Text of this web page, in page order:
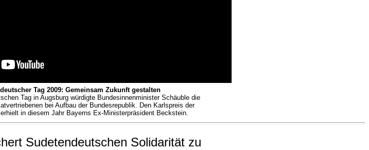
Tag 2009: Gemeinsam Zukunft gestalten
Tag in Augsburg würdigte Bundesinnenminister Schäuble die
bei Aufbau der Bundesrepublik. Den Karlspreis der
in diesem Jahr Bayerns Ex-Ministerpräsident Beckstein.
Sudetendeutschen Solidarität zu